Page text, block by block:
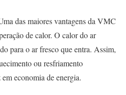
das maiores vantagens da VMC
de calor. O calor do ar
para o ar fresco que entra. Assim,
ou resfriamento
economia de energia.